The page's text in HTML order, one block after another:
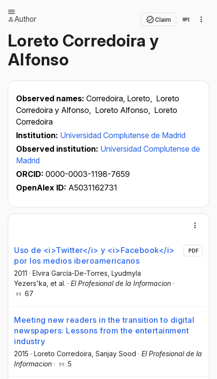
Author Claim
Loreto Corredoira y
Alfonso
Observed names: Corredoira, Loreto, Loreto
Corredoira y Alfonso, Loreto Alfonso, Loreto
Corredoira
Institution: Universidad Complutense de Madrid
Observed institution: Universidad Complutense de
Madrid
ORCID: 0000-0003-1198-7659
OpenAlex ID: A5031162731
Uso de <i>Twitter</i> y <i>Facebook</i>
por los medios iberoamericanos
2011 · Elvira García-De-Torres , Lyudmyla
Yezers'ka , et al. · El Profesional de la Informacion ·
67
PDF
Meeting new readers in the transition to digital
newspapers: Lessons from the entertainment
industry
2015 · Loreto Corredoira , Sanjay Sood · El Profesional de la
Informacion · 5